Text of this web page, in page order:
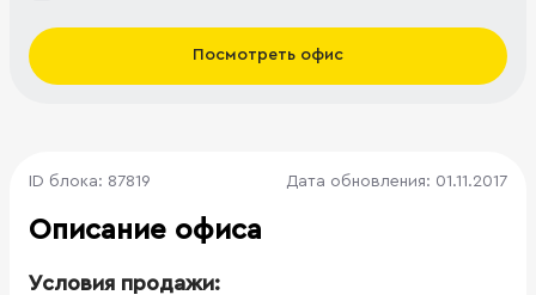
Посмотреть офис
ID блока: 87819 Дата обновления: 01.11.2017
Описание офиса
Условия продажи: